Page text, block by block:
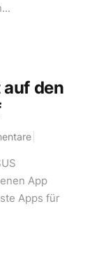
auf den
App
Apps für